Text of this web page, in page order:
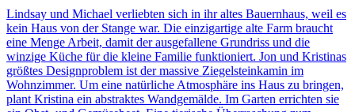
Lindsay und Michael verliebten sich in ihr altes Bauernhaus, weil es
kein Haus von der Stange war. Die einzigartige alte Farm braucht
eine Menge Arbeit, damit der ausgefallene Grundriss und die
winzige Küche für die kleine Familie funktioniert. Jon und Kristinas
größtes Designproblem ist der massive Ziegelsteinkamin im
Wohnzimmer. Um eine natürliche Atmosphäre ins Haus zu bringen,
plant Kristina ein abstraktes Wandgemälde. Im Garten errichten sie